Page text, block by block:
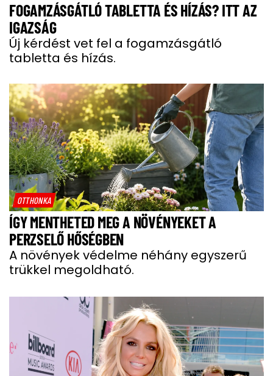
FOGAMZÁSGÁTLÓ TABLETTA ÉS HÍZÁS? ITT AZ
IGAZSÁG
Új kérdést vet fel a fogamzásgátló
tabletta és hízás.
OTTHONKA
ÍGY MENTHETED MEG A NÖVÉNYEKET A
PERZSELŐ HŐSÉGBEN
A növények védelme néhány egyszerű
trükkel megoldható.